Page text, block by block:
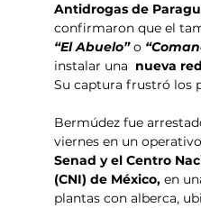
Antidrogas de
confirmaron que el
“El Abuelo” o
instalar una nueva
Su captura frustró los
Bermúdez fue
viernes en un
Senad y el Centro
(CNI) de México, en
plantas con alberca,